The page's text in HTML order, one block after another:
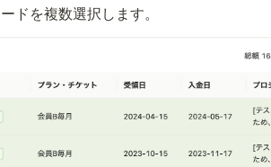
ドを複数選択します。